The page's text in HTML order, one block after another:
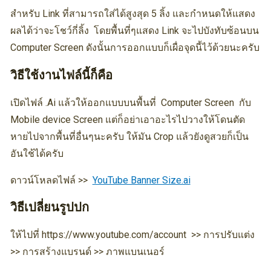
สำหรับ Link ที่สามารถใส่ได้สูงสุด 5 ลิ้ง และกำหนดให้แสดง
ผลได้ว่าจะโชว์กี่ลิ้ง โดยพื้นที่ๆแสดง Link จะไปบังทับซ้อนบน
Computer Screen ดังนั้นการออกแบบก็เผื่อจุดนี้ไว้ด้วยนะครับ
วิธีใช้งานไฟล์นี้ก็คือ
เปิดไฟล์ .Ai แล้วให้ออกแบบบนพื้นที่ Computer Screen กับ
Mobile device Screen แต่ก็อย่าเอาอะไรไปวางให้โดนตัด
หายไปจากพื้นที่อื่นๆนะครับ ให้มัน Crop แล้วยังดูสวยก็เป็น
อันใช้ได้ครับ
ดาวน์โหลดไฟล์ >> YouTube Banner Size.ai
วิธีเปลี่ยนรูปปก
ให้ไปที่ https://www.youtube.com/account >> การปรับแต่ง
>> การสร้างแบรนด์ >> ภาพแบนเนอร์